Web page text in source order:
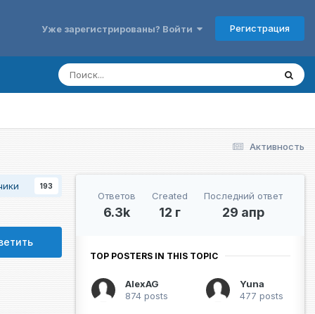
Уже зарегистрированы? Войти Регистрация
Активность
193
Ответов
6.3k
Created
12 г
Последний ответ
29 апр
TOP POSTERS IN THIS TOPIC
AlexAG
874 posts
Yuna
477 posts